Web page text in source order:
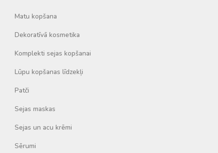
Matu kopšana
Dekoratīvā kosmetika
Komplekti sejas kopšanai
Lūpu kopšanas līdzekļi
Patči
Sejas maskas
Sejas un acu krēmi
Sērumi